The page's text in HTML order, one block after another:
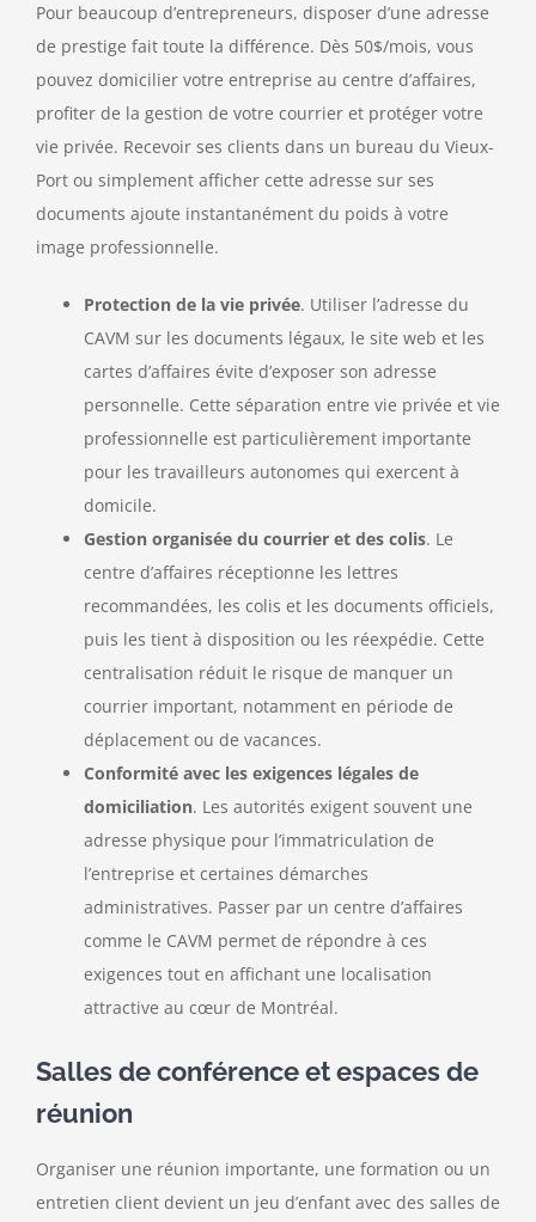
Pour beaucoup d’entrepreneurs, disposer d’une adresse
de prestige fait toute la différence. Dès 50$/mois, vous
pouvez domicilier votre entreprise au centre d’affaires,
profiter de la gestion de votre courrier et protéger votre
vie privée. Recevoir ses clients dans un bureau du Vieux-
Port ou simplement afficher cette adresse sur ses
documents ajoute instantanément du poids à votre
image professionnelle.
Protection de la vie privée. Utiliser l’adresse du
CAVM sur les documents légaux, le site web et les
cartes d’affaires évite d’exposer son adresse
personnelle. Cette séparation entre vie privée et vie
professionnelle est particulièrement importante
pour les travailleurs autonomes qui exercent à
domicile.
Gestion organisée du courrier et des colis. Le
centre d’affaires réceptionne les lettres
recommandées, les colis et les documents officiels,
puis les tient à disposition ou les réexpédie. Cette
centralisation réduit le risque de manquer un
courrier important, notamment en période de
déplacement ou de vacances.
Conformité avec les exigences légales de
domiciliation. Les autorités exigent souvent une
adresse physique pour l’immatriculation de
l’entreprise et certaines démarches
administratives. Passer par un centre d’affaires
comme le CAVM permet de répondre à ces
exigences tout en affichant une localisation
attractive au cœur de Montréal.
Salles de conférence et espaces de
réunion
Organiser une réunion importante, une formation ou un
entretien client devient un jeu d’enfant avec des salles de